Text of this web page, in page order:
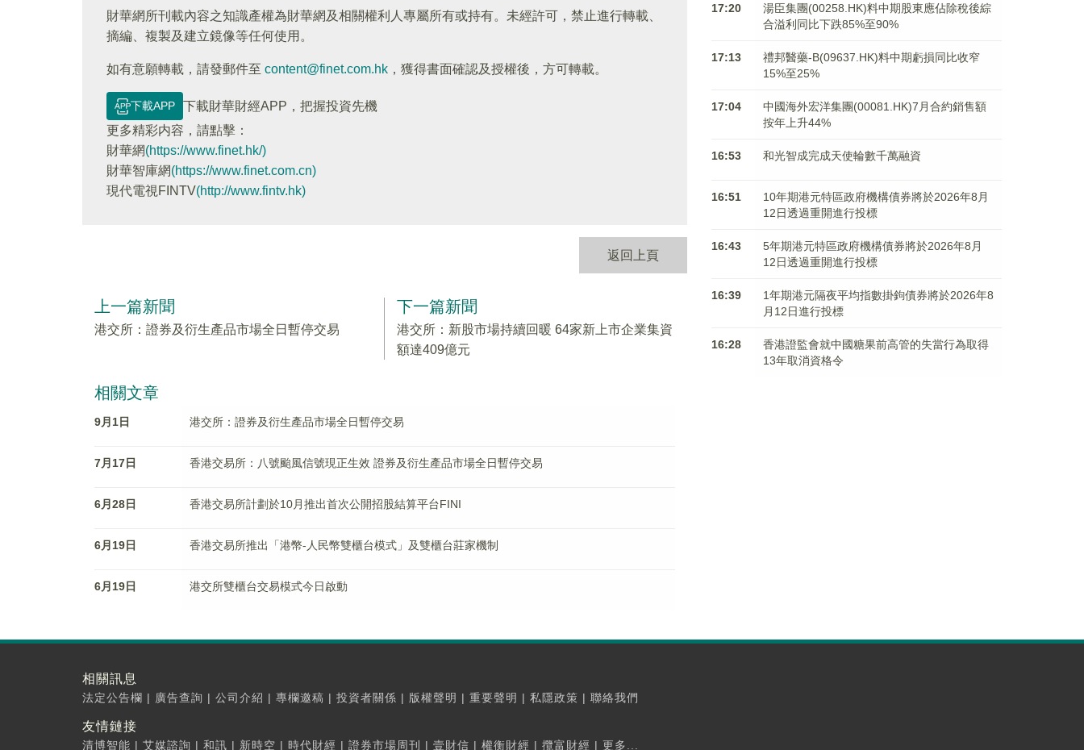
財華網所刊載內容之知識產權為財華網及相關權利人專屬所有或持有。未經許可，禁止進行轉載、
摘編、複製及建立鏡像等任何使用。
如有意願轉載，請發郵件至 content@finet.com.hk ，獲得書面確認及授權後，方可轉載。
下載APP
下載財華財經APP，把握投資先機
更多精彩内容，請點擊：
財華網(https://www.finet.hk/)
財華智庫網(https://www.finet.com.cn)
現代電視FINTV(http://www.fintv.hk)
返回上頁
上一篇新聞
港交所：證券及衍生產品市場全日暫停交易
下一篇新聞
港交所：新股市場持續回暖 64家新上市企業集資
額達409億元
相關文章
9月1日 港交所：證券及衍生產品市場全日暫停交易
7月17日 香港交易所：八號颱風信號現正生效 證券及衍生產品市場全日暫停交易
6月28日 香港交易所計劃於10月推出首次公開招股結算平台FINI
6月19日 香港交易所推出「港幣-人民幣雙櫃台模式」及雙櫃台莊家機制
6月19日 港交所雙櫃台交易模式今日啟動
17:20
湯臣集團(00258.HK)料中期股東應佔除稅後綜
合溢利同比下跌85%至90%
17:13
禮邦醫藥-B(09637.HK)料中期虧損同比收窄
15%至25%
17:04
中國海外宏洋集團(00081.HK)7月合約銷售額
按年上升44%
16:53 和光智成完成天使輪數千萬融資
16:51
10年期港元特區政府機構債券將於2026年8月
12日透過重開進行投標
16:43
5年期港元特區政府機構債券將於2026年8月
12日透過重開進行投標
16:39
1年期港元隔夜平均指數掛鉤債券將於2026年8
月12日進行投標
16:28
香港證監會就中國糖果前高管的失當行為取得
13年取消資格令
相關訊息
法定公告欄 | 廣告查詢 | 公司介紹 | 專欄邀稿 | 投資者關係 | 版權聲明 | 重要聲明 | 私隱政策 | 聯絡我們
友情鏈接
清博智能 | 艾媒諮詢 | 和訊 | 新時空 | 時代財經 | 證券市場周刊 | 壹財信 | 權衡財經 | 攬富財經 | 更多...